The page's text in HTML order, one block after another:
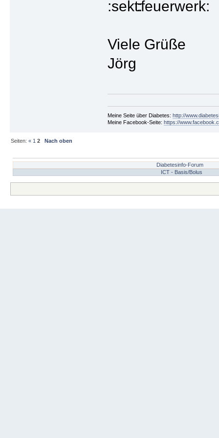
Viele Grüße
Jörg
Meine Seite über Diabetes: http://
Meine Facebook-Seite: https://
Seiten:« 1 2 Nach oben
Diabetesinfo-Forum
ICT - Basis/Bolus